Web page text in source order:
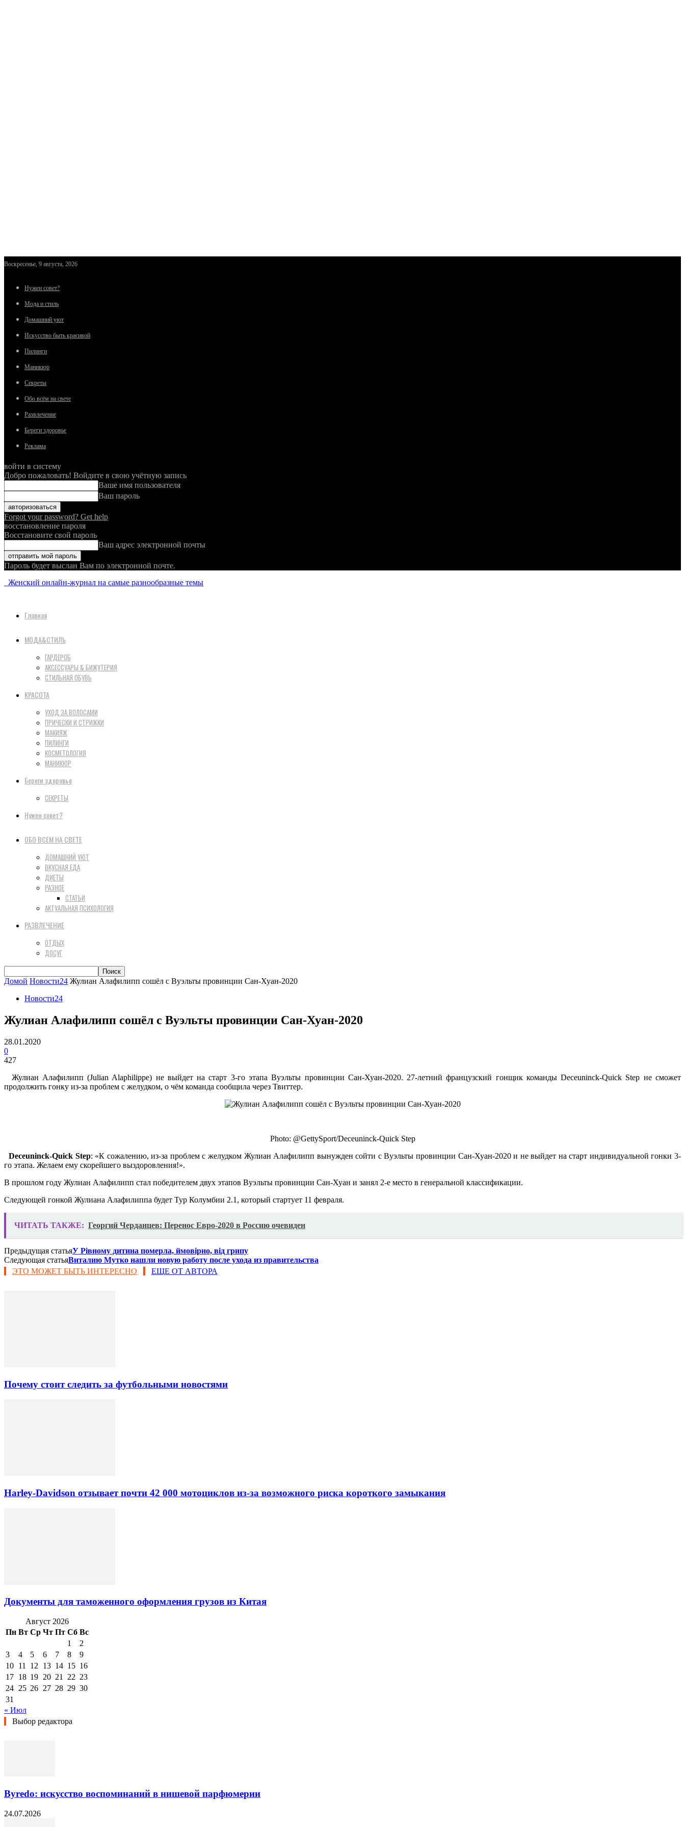
Воскресенье, 9 августа, 2026
Нужен совет?
Мода и стиль
Домашний уют
Искусство быть красивой
Пилинги
Маникюр
Секреты
Обо всём на свете
Развлечение
Береги здоровье
Реклама
войти в систему
Добро пожаловать! Войдите в свою учётную запись
Ваше имя пользователя
Ваш пароль
Forgot your password? Get help
восстановление пароля
Восстановите свой пароль
Ваш адрес электронной почты
Пароль будет выслан Вам по электронной почте.
Женский онлайн-журнал на самые разнообразные темы
Главная
МОДА&СТИЛЬ
ГАРДЕРОБ
АКСЕССУАРЫ & БИЖУТЕРИЯ
СТИЛЬНАЯ ОБУВЬ
КРАСОТА
УХОД ЗА ВОЛОСАМИ
ПРИЧЕСКИ И СТРИЖКИ
МАКИЯЖ
ПИЛИНГИ
КОСМЕТОЛОГИЯ
МАНИКЮР
Береги здоровье
СЕКРЕТЫ
Нужен совет?
ОБО ВСЕМ НА СВЕТЕ
ДОМАШНИЙ УЮТ
ВКУСНАЯ ЕДА
ДИЕТЫ
РАЗНОЕ
СТАТЬИ
АКТУАЛЬНАЯ ПСИХОЛОГИЯ
РАЗВЛЕЧЕНИЕ
ОТДЫХ
ДОСУГ
Домой Новости24 Жулиан Алафилипп сошёл с Вуэльты провинции Сан-Хуан-2020
Новости24
Жулиан Алафилипп сошёл с Вуэльты провинции Сан-Хуан-2020
28.01.2020
0
427
Жулиан Алафилипп (Julian Alaphilippe) не выйдет на старт 3-го этапа Вуэльты провинции Сан-Хуан-2020. 27-летний французский гонщик команды Deceuninck-Quick Step не сможет
продолжить гонку из-за проблем с желудком, о чём команда сообщила через Твиттер.
Photo: @GettySport/Deceuninck-Quick Step
Deceuninck-Quick Step: «К сожалению, из-за проблем с желудком Жулиан Алафилипп вынужден сойти с Вуэльты провинции Сан-Хуан-2020 и не выйдет на старт индивидуальной гонки 3-
го этапа. Желаем ему скорейшего выздоровления!».
В прошлом году Жулиан Алафилипп стал победителем двух этапов Вуэльты провинции Сан-Хуан и занял 2-е место в генеральной классификации.
Следующей гонкой Жулиана Алафилиппа будет Тур Колумбии 2.1, который стартует 11 февраля.
ЧИТАТЬ ТАКЖЕ: Георгий Черданцев: Перенос Евро-2020 в Россию очевиден
Предыдущая статьяУ Рівному дитина померла, ймовірно, від грипу
Следующая статьяВиталию Мутко нашли новую работу после ухода из правительства
ЭТО МОЖЕТ БЫТЬ ИНТЕРЕСНО
ЕЩЕ ОТ АВТОРА
Почему стоит следить за футбольными новостями
Harley-Davidson отзывает почти 42 000 мотоциклов из-за возможного риска короткого замыкания
Документы для таможенного оформления грузов из Китая
Август 2026
Пн Вт Ср Чт Пт Сб Вс
1
2
3
4 5 6 7 8
9
10 11 12 13 14 15 16
17 18 19 20 21 22 23
24 25 26 27 28 29 30
31
« Июл
Выбор редактора
Byredo: искусство воспоминаний в нишевой парфюмерии
24.07.2026